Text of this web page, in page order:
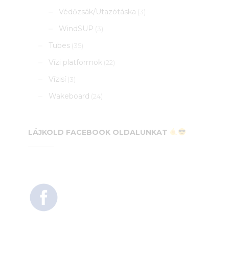
Védőzsák/Utazótáska (3)
WindSUP (3)
Tubes (35)
Vízi platformok (22)
Vízisí (3)
Wakeboard (24)
LÁJKOLD FACEBOOK OLDALUNKAT